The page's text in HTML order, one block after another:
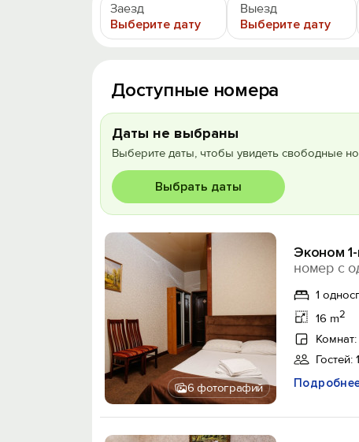
Заезд
Выберите дату
Выезд
Выберите дату
Доступные номера
Даты не выбраны
Выберите даты, чтобы увидеть свободные
Выбрать даты
6 фотографий
Эконом
номер с
1
16 m2
Комнат:
Гостей: 1